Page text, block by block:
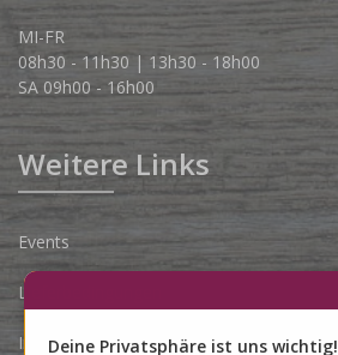
MI-FR
08h30 - 11h30 | 13h30 - 18h00
SA 09h00 - 16h00
Weitere Links
Events
Lieferbedingungen
Impressum
Deine Privatsphäre ist uns wichtig!